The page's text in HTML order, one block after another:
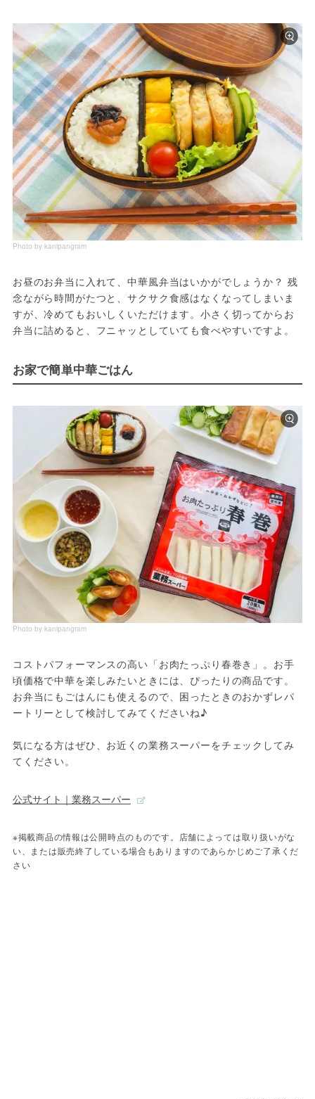
Photo by kanipangram
お昼のお弁当に入れて、中華風弁当はいかがでしょうか？ 残
念ながら時間がたつと、サクサク食感はなくなってしまいま
すが、冷めてもおいしくいただけます。小さく切ってからお
弁当に詰めると、フニャッとしていても食べやすいですよ。
お家で簡単中華ごはん
Photo by kanipangram
コストパフォーマンスの高い「お肉たっぷり春巻き」。お手
頃価格で中華を楽しみたいときには、ぴったりの商品です。
お弁当にもごはんにも使えるので、困ったときのおかずレパ
ートリーとして検討してみてくださいね♪
気になる方はぜひ、お近くの業務スーパーをチェックしてみ
てください。
公式サイト｜業務スーパー
※掲載商品の情報は公開時点のものです。店舗によっては取り扱いがな
い、または販売終了している場合もありますのであらかじめご了承くだ
さい